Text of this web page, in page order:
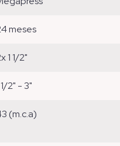
24 meses
2x 1 1/2"
1 1/2" - 3"
43 (m.c.a)